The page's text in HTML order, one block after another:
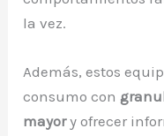
la vez.
Además, estos
consumo con
mayory ofrecer